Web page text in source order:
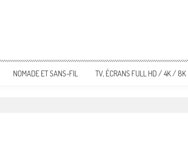
NOMADE ET SANS-FIL TV, ÉCRANS FULL HD / 4K / 8K